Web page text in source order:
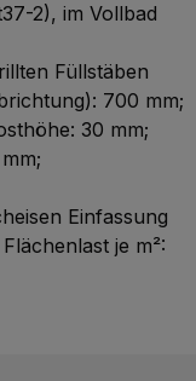
2), im Vollbad
Füllstäben
700 mm;
30 mm;
Einfassung
je m²: